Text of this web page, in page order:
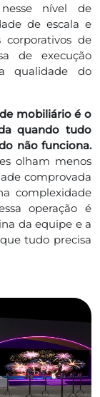
nível de
de escala e
corporativos de
de execução
qualidade do
mobiliário é o
quando tudo
não funciona.
olham menos
comprovada
complexidade
operação é
da equipe e a
tudo precisa